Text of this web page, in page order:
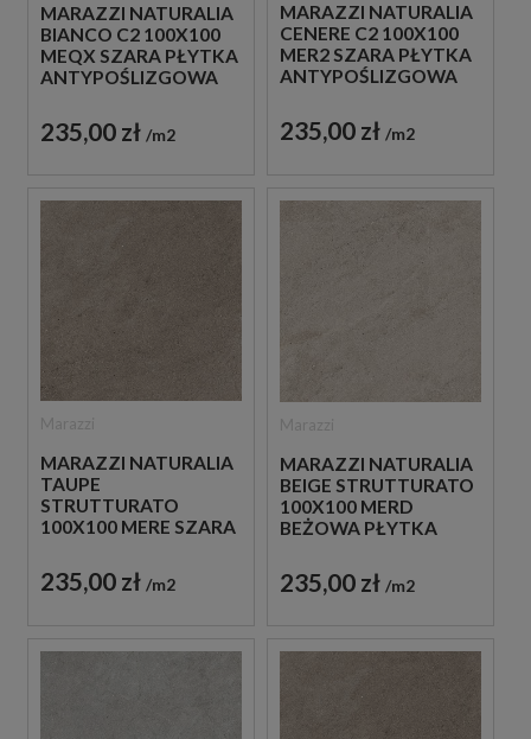
MARAZZI NATURALIA
BIANCO C2 100X100
MEQX SZARA PŁYTKA
ANTYPOŚLIZGOWA
235,00 zł m2
MARAZZI NATURALIA
CENERE C2 100X100
MER2 SZARA PŁYTKA
ANTYPOŚLIZGOWA
235,00 zł m2
MARAZZI NATURALIA
TAUPE
STRUTTURATO
100X100 MERE SZARA
STRUKTURALNA
IMITUJĄCA KAMIEŃ
235,00 zł m2
MARAZZI NATURALIA
BEIGE STRUTTURATO
100X100 MERD
BEŻOWA PŁYTKA
IMITUJĄCA KAMIEŃ
235,00 zł m2